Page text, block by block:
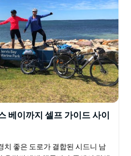
베이까지 셀프 가이드 사이
치 좋은 도로가 결합된 시드니 남